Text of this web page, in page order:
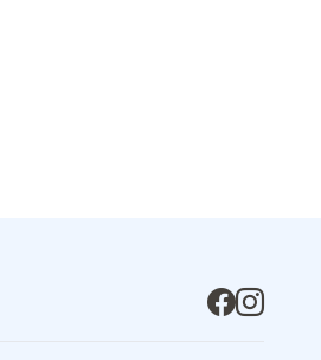
Facebook
Instagram